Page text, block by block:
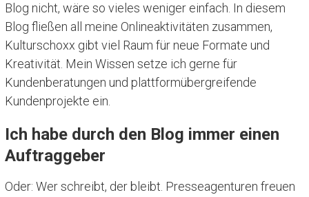
Blog nicht, wäre so vieles weniger einfach. In diesem
Blog fließen all meine Onlineaktivitäten zusammen,
Kulturschoxx gibt viel Raum für neue Formate und
Kreativität. Mein Wissen setze ich gerne für
Kundenberatungen und plattformübergreifende
Kundenprojekte ein.
Ich habe durch den Blog immer einen
Auftraggeber
Oder: Wer schreibt, der bleibt. Presseagenturen freuen